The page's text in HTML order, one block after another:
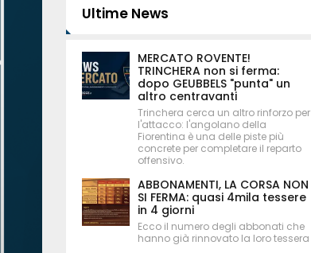
Ultime News
MERCATO ROVENTE!
TRINCHERA non si ferma:
dopo GEUBBELS "punta" un
altro centravanti
Trinchera cerca un altro rinforzo per
l'attacco: l'angolano della
Fiorentina è una delle piste più
concrete per completare il reparto
offensivo.
ABBONAMENTI, LA CORSA NON
SI FERMA: quasi 4mila tessere
in 4 giorni
Ecco il numero degli abbonati che
hanno già rinnovato la loro tessera